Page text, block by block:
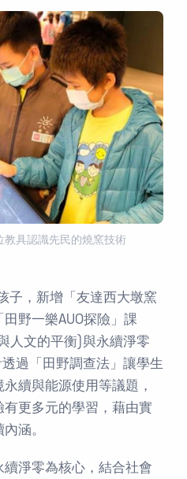
教具認識先民的燒窯技術
子，新增「友達西大墩窯
野一樂AUO探險」課
人文的平衡)與永續淨零
過「田野調查法」讓學生
續與能源使用等議題，
更多元的學習，藉由實
涵。
淨零為核心，結合社會